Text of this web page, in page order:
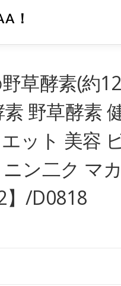
！
草酵素(約
野草酵素
ット 美容
ン二ク マ
】/D0818